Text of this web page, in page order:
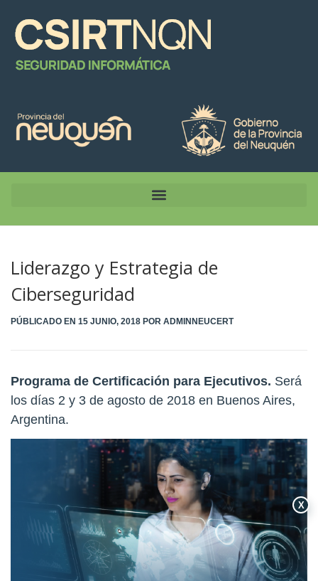
Liderazgo y Estrategia de
Ciberseguridad
PÚBLICADO EN 15 JUNIO, 2018 POR ADMINNEUCERT
Programa de Certificación para Ejecutivos. Será
los días 2 y 3 de agosto de 2018 en Buenos Aires,
Argentina.
X